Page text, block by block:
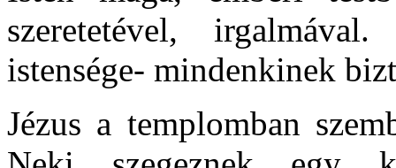
szeretetével,
istensége- mindenkinek
Jézus a templomban